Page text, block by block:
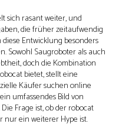
sich rasant weiter, und
die früher zeitaufwendig
Entwicklung besonders
Sowohl Saugroboter als auch
doch die Kombination
bietet, stellt eine
Käufer suchen online
umfassendes Bild von
Frage ist, ob der robocat
nur ein weiterer Hype ist.